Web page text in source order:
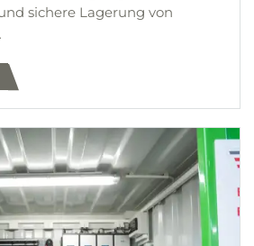
sichere Lagerung von